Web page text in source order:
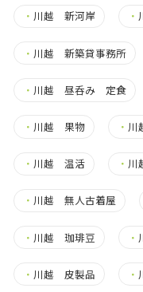
・ 川越 新河岸 ・
・ 川越 新築貸事務所
・ 川越 昼呑み 定食
・ 川越 果物 ・ 川
・ 川越 温活 ・ 川
・ 川越 無人古着屋
・ 川越 珈琲豆 ・
・ 川越 皮製品 ・